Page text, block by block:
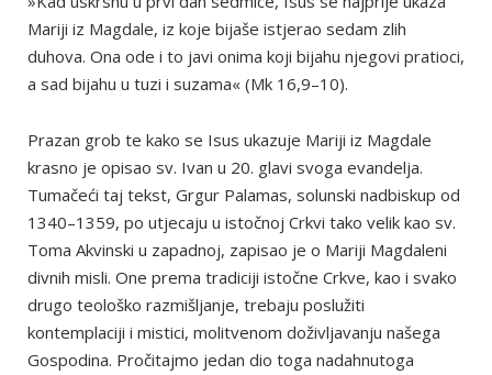
Mariji iz Magdale, iz koje bijaše istjerao sedam zlih
duhova. Ona ode i to javi onima koji bijahu njegovi pratioci,
a sad bijahu u tuzi i suzama« (Mk 16,9–10).
Prazan grob te kako se Isus ukazuje Mariji iz Magdale
krasno je opisao sv. Ivan u 20. glavi svoga evandelja.
Tumačeći taj tekst, Grgur Palamas, solunski nadbiskup od
1340–1359, po utjecaju u istočnoj Crkvi tako velik kao sv.
Toma Akvinski u zapadnoj, zapisao je o Mariji Magdaleni
divnih misli. One prema tradiciji istočne Crkve, kao i svako
drugo teološko razmišljanje, trebaju poslužiti
kontemplaciji i mistici, molitvenom doživljavanju našega
Gospodina. Pročitajmo jedan dio toga nadahnutoga